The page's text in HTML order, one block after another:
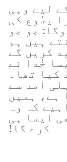
لیے وہی
یسُوع کی
جو جو
ہیں ہم
کریں گے
خُدا نے
کیا تھا۔
آمد سے
ہے، ہمیں
کہ وہ
ایسا ہی
کرے گا!